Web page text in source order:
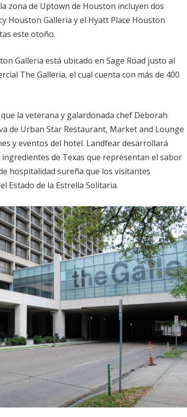
zona de Uptown de Houston incluyen dos
Houston Galleria y el Hyatt Place Houston
este otoño.
Galleria está ubicado en Sage Road justo al
The Galleria, el cual cuenta con más de 400
la veterana y galardonada chef Deborah
de Urban Star Restaurant, Market and Lounge
y eventos del hotel. Landfear desarrollará
de Texas que representan el sabor
hospitalidad sureña que los visitantes
Estado de la Estrella Solitaria.